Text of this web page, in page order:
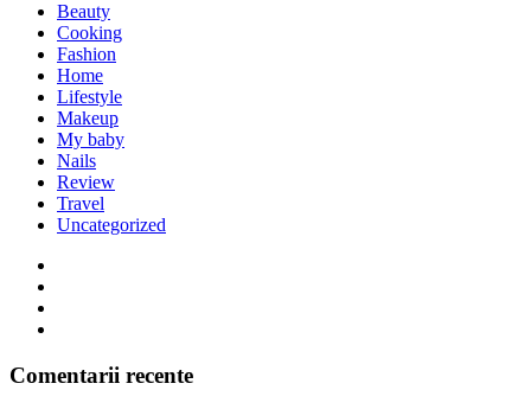
Beauty
Cooking
Fashion
Home
Lifestyle
Makeup
My baby
Nails
Review
Travel
Uncategorized
Comentarii recente